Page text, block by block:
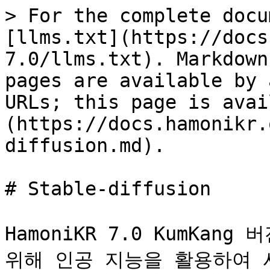
> For the complete
[llms.txt](https://
7.0/llms.txt).
pages are available by
URLs; this page is
(https://
diffusion.md).
# Stable-diffusion
HamoniKR 7.0 KumKang
위해 인공 지능을 활용하여